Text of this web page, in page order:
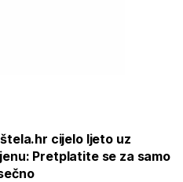
cijelo ljeto uz
Pretplatite se za samo